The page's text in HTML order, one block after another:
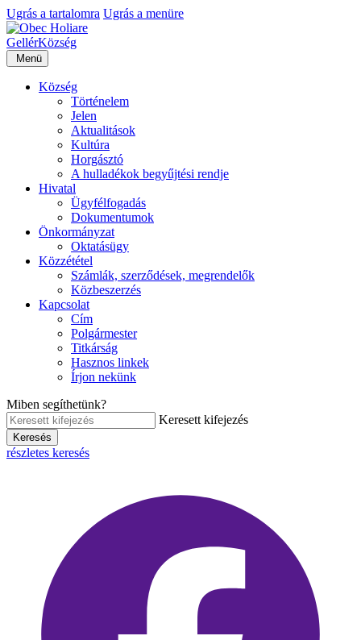
Ugrás a tartalomra Ugrás a menüre
GellérKözség
Menü
Község
Történelem
Jelen
Aktualitások
Kultúra
Horgásztó
A hulladékok begyűjtési rendje
Hivatal
Ügyfélfogadás
Dokumentumok
Önkormányzat
Oktatásügy
Közzététel
Számlák, szerződések, megrendelők
Közbeszerzés
Kapcsolat
Cím
Polgármester
Titkárság
Hasznos linkek
Írjon nekünk
Miben segíthetünk?
Keresett kifejezés
Keresés
részletes keresés